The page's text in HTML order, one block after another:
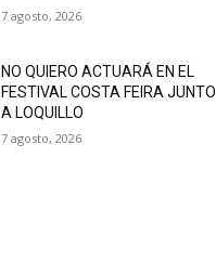
7 agosto, 2026
NO QUIERO ACTUARÁ EN EL
FESTIVAL COSTA FEIRA JUNTO
A LOQUILLO
7 agosto, 2026